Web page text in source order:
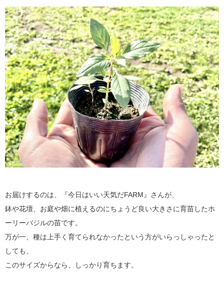
お届けするのは、『今日はいい天気だFARM』さんが、
鉢や花壇、お庭や畑に植えるのにちょうど良い大きさに育苗したホ
ーリーバジルの苗です。
万が一、種は上手く育てられなかったという方がいらっしゃったと
しても、
このサイズからなら、しっかり育ちます。